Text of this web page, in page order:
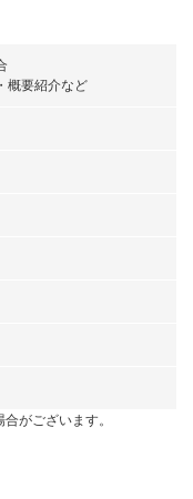
概要紹介など
がございます。